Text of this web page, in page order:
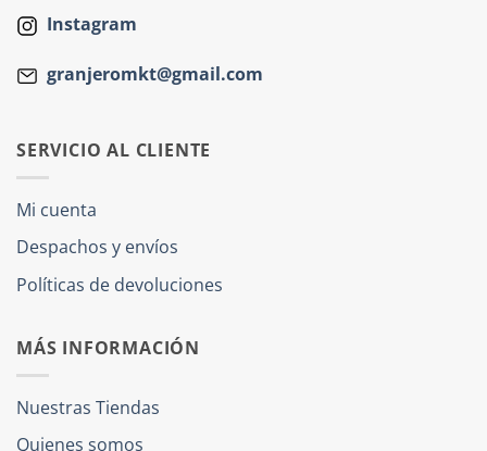
Instagram
granjeromkt@gmail.com
SERVICIO AL CLIENTE
Mi cuenta
Despachos y envíos
Políticas de devoluciones
MÁS INFORMACIÓN
Nuestras Tiendas
Quienes somos